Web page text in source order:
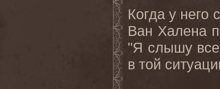
Когда у него
Ван Халена
"Я слышу
в той